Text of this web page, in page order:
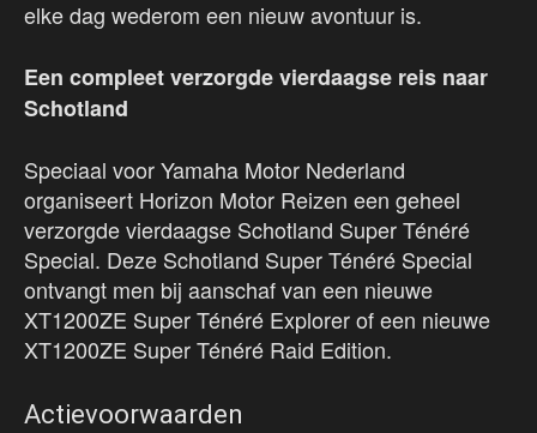
elke dag wederom een nieuw avontuur is.
Een compleet verzorgde vierdaagse reis naar
Schotland
Speciaal voor Yamaha Motor Nederland
organiseert Horizon Motor Reizen een geheel
verzorgde vierdaagse Schotland Super Ténéré
Special. Deze Schotland Super Ténéré Special
ontvangt men bij aanschaf van een nieuwe
XT1200ZE Super Ténéré Explorer of een nieuwe
XT1200ZE Super Ténéré Raid Edition.
Actievoorwaarden